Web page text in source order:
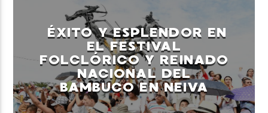
ÉXITO Y ESPLENDOR EN
EL FESTIVAL
FOLCLÓRICO Y REINADO
NACIONAL DEL
BAMBUCO EN NEIVA